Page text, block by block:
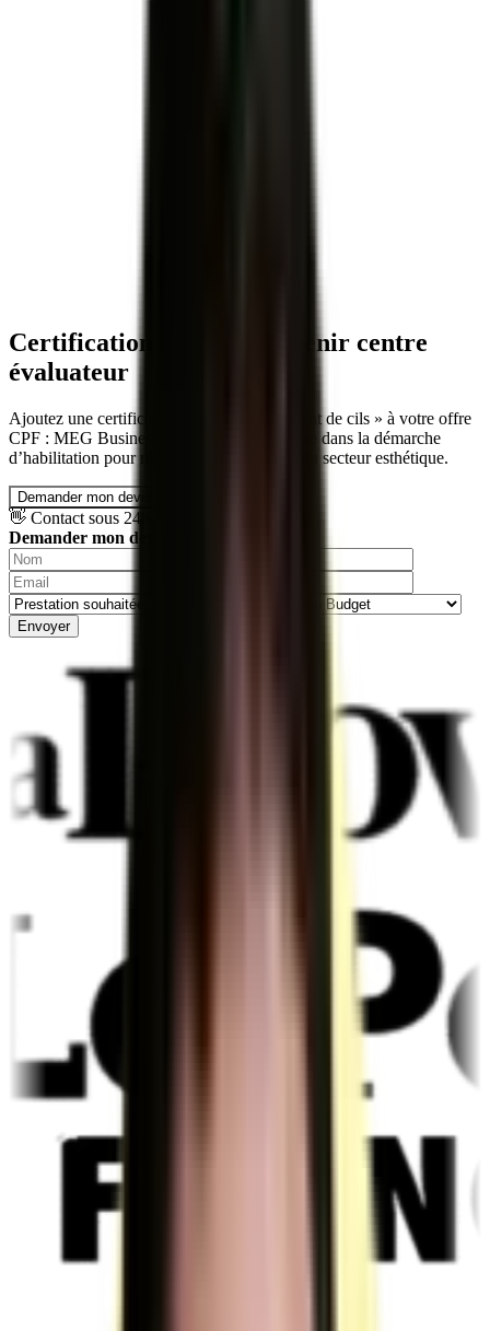
Certification RS Cils : devenir centre
évaluateur
Ajoutez une certification RS « Rehaussement de cils » à votre offre
CPF : MEG Business 360 vous accompagne dans la démarche
d’habilitation pour répondre à la demande du secteur esthétique.
Demander mon devis →
👋 Contact sous 24h ouvrées
Demander mon devis
Envoyer